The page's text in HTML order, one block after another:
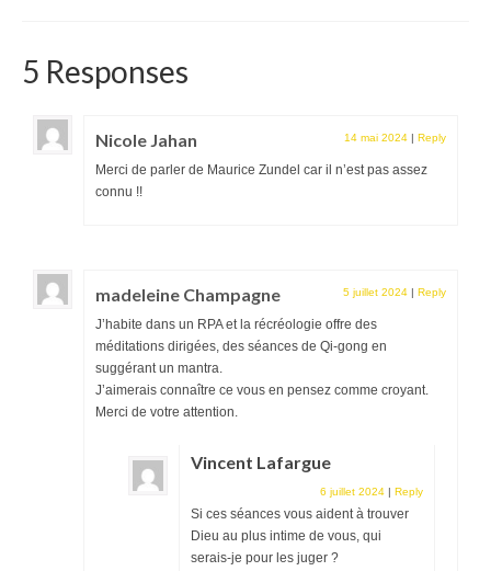
5 Responses
Nicole Jahan 14 mai 2024 | Reply
Merci de parler de Maurice Zundel car il n’est pas assez
connu !!
madeleine Champagne 5 juillet 2024 | Reply
J’habite dans un RPA et la récréologie offre des
méditations dirigées, des séances de Qi-gong en
suggérant un mantra.
J’aimerais connaître ce vous en pensez comme croyant.
Merci de votre attention.
Vincent Lafargue
6 juillet 2024 | Reply
Si ces séances vous aident à trouver
Dieu au plus intime de vous, qui
serais-je pour les juger ?